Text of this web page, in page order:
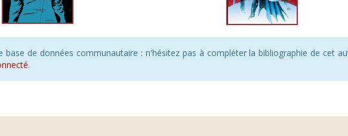
base de données communautaire : n'hésitez pas à compléter la bibliographie de cet
.